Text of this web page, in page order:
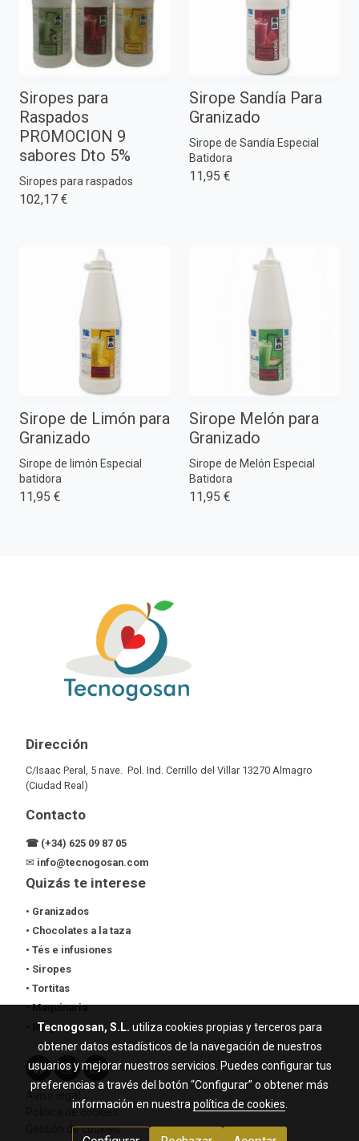
Siropes para
Raspados
PROMOCION 9
sabores Dto 5%
Siropes para raspados
102,17 €
Sirope Sandía Para
Granizado
Sirope de Sandía Especial
Batidora
11,95 €
Sirope de Limón para
Granizado
Sirope de limón Especial
batidora
11,95 €
Sirope Melón para
Granizado
Sirope de Melón Especial
Batidora
11,95 €
Dirección
C/Isaac Peral, 5 nave. Pol. Ind. Cerrillo del Villar 13270 Almagro
(Ciudad Real)
Contacto
☎ (+34) 625 09 87 05
✉ info@tecnogosan.com
Quizás te interese
• Granizados
• Chocolates a la taza
• Tés e infusiones
• Siropes
• Tortitas
•Maquinaria
• Blog
Aviso legal
Política de cookies
Gestión de cookies
Tecnogosan, S.L. utiliza cookies propias y terceros para
obtener datos estadísticos de la navegación de nuestros
usuarios y mejorar nuestros servicios. Puedes configurar tus
preferencias a través del botón “Configurar” o obtener más
información en nuestra política de cookies